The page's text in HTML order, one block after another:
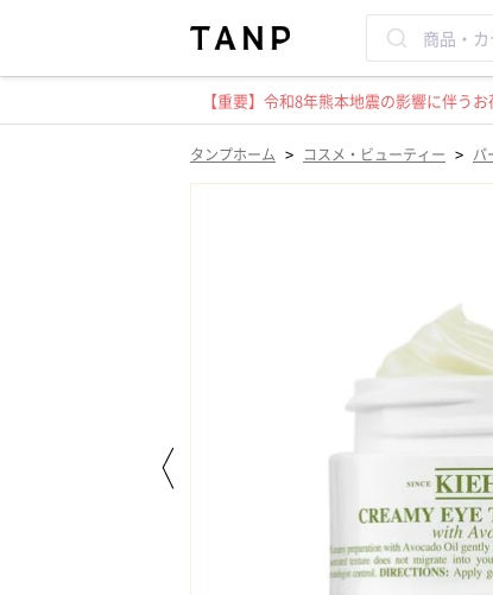
【重要】令和8年熊本地震の影響に伴う
タンプホーム > コスメ・ビューティー > パ